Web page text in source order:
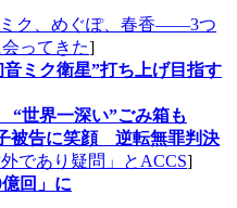
ミク、めぐぽ、春香――3つ
ってきた]
ミク衛星”打ち上げ目指す
世界一深い”ごみ箱も
被告に笑顔 逆転無罪判決
であり疑問」とACCS]
回」に